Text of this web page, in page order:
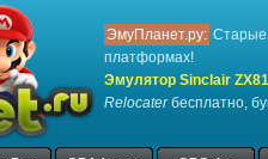
ЭмуПланет.ру: Старые
платформах!
Эмулятор Sinclair ZX81
Relocaterбесплатно,